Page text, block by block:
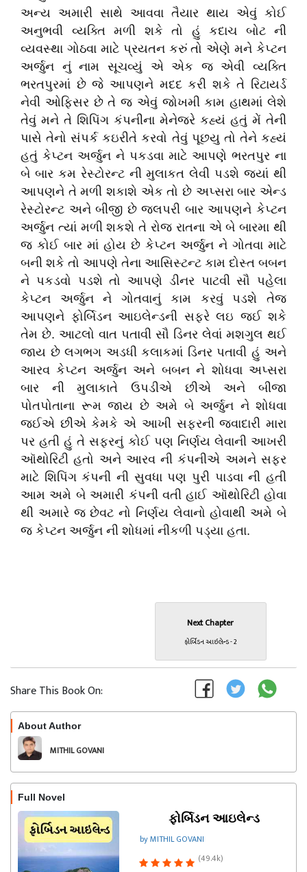
Next Chapter
ફોર્બિડન આઇલેન્ડ - 2
Share This Book On:
About Author
MITHIL GOVANI
Full Novel
ફોર્બિડન આઇલેન્ડ
by MITHIL GOVANI
(49.4k)